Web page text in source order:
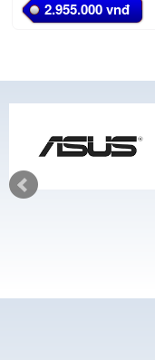
2.955.000 vnđ